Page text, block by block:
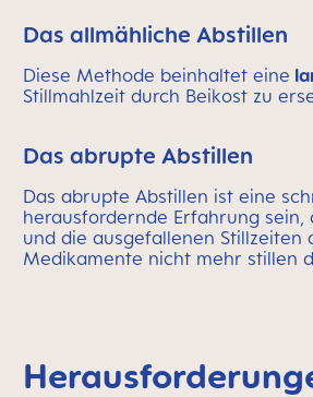
Das allmähliche Abstillen
Diese Methode beinhaltet eine
Stillmahlzeit durch Beikost zu
Das abrupte Abstillen
Das abrupte Abstillen ist eine
herausfordernde Erfahrung sein,
und die ausgefallenen Stillzeiten
Medikamente nicht mehr stillen